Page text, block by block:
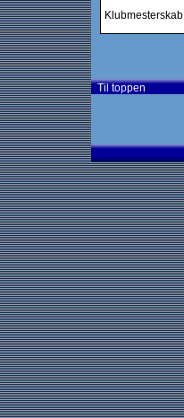
Klubmesterskab
Til toppen